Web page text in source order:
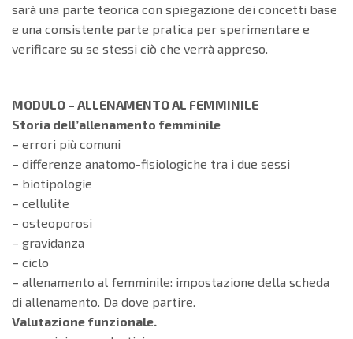
sarà una parte teorica con spiegazione dei concetti base
e una consistente parte pratica per sperimentare e
verificare su se stessi ciò che verrà appreso.
MODULO – ALLENAMENTO AL FEMMINILE
Storia dell’allenamento femminile
– errori più comuni
– differenze anatomo-fisiologiche tra i due sessi
– biotipologie
– cellulite
– osteoporosi
– gravidanza
– ciclo
– allenamento al femminile: impostazione della scheda
di allenamento. Da dove partire.
Valutazione funzionale.